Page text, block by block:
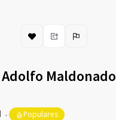
Adolfo Maldonado
Populares